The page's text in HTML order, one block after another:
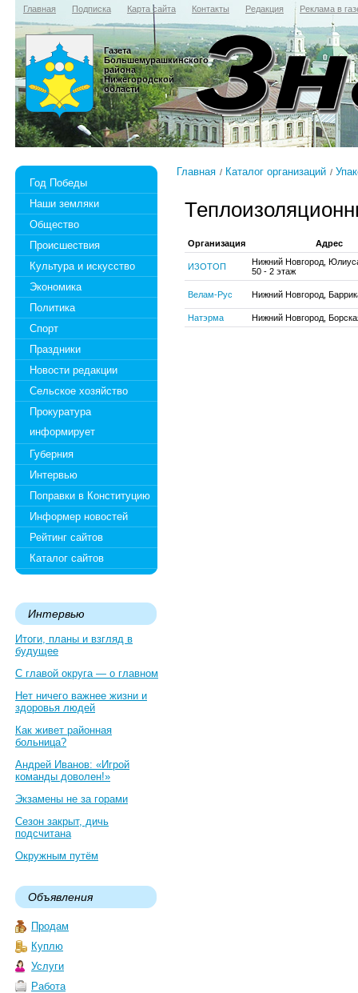
Главная Подписка Карта сайта Контакты Редакция Реклама в
Газета
Большемурашкинского
района
Нижегородской
области
Год Победы
Наши земляки
Общество
Происшествия
Культура и искусство
Экономика
Политика
Спорт
Праздники
Новости редакции
Сельское хозяйство
Прокуратура
информирует
Губерния
Интервью
Поправки в Конституцию
Информер новостей
Рейтинг сайтов
Каталог сайтов
Интервью
Итоги, планы и взгляд в
будущее
С главой округа — о главном
Нет ничего важнее жизни и
здоровья людей
Как живет районная
больница?
Андрей Иванов: «Игрой
команды доволен!»
Экзамены не за горами
Сезон закрыт, дичь
подсчитана
Окружным путём
Объявления
Продам
Куплю
Услуги
Работа
Главная Каталог организаций
Организация Адрес
ИЗОТОП
Нижний Новгород,
50 - 2 этаж
Велам-Рус Нижний Новгород,
Натэрма Нижний Новгород,